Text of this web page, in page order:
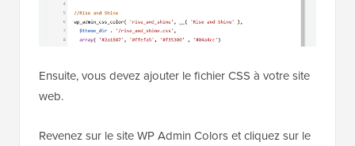
Ensuite, vous devez ajouter le fichier CSS à votre site
web.
Revenez sur le site WP Admin Colors et cliquez sur le